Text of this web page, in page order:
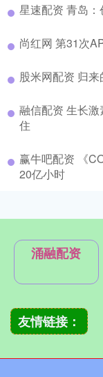
星速配资 青岛
尚红网 第31次
股米网配资 归来
融信配资 生长
住
赢牛吧配资 《
20亿小时
涌融配资
友情链接：